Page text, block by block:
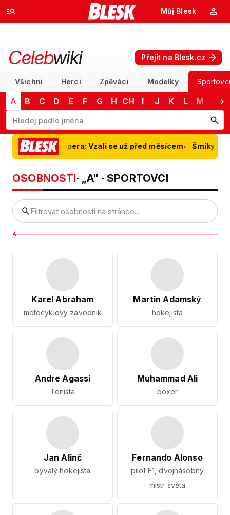
Můj Blesk
Celebwiki Přejít na Blesk.cz
Všichni Herci Zpěváci Modelky Sportovci
A B C D E F G H CH I J K L M
Začněte psát jméno. Šipkami dolů a nahoru procházejte návrhy,
a Bradley Coopera: Vzali se už před měsícem Šmiky
OSOBNOSTI· „A" · SPORTOVCI
Filtrovat osobnosti na stránce…
A
Karel Abraham
motocyklový závodník
Martin Adamský
hokejista
Andre Agassi
Tenista
Muhammad Ali
boxer
Jan Alinč
bývalý hokejista
Fernando Alonso
pilot F1, dvojnásobný
mistr světa